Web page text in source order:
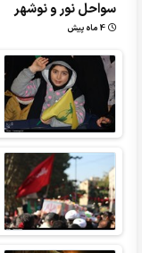
سواحل نور و نوشهر
4 ماه پیش